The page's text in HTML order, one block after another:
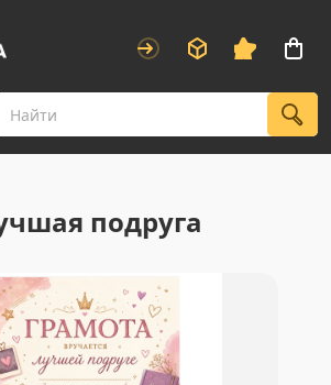
подруга